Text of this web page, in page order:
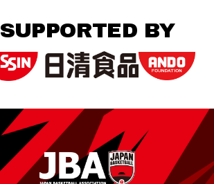
SUPPORTED BY